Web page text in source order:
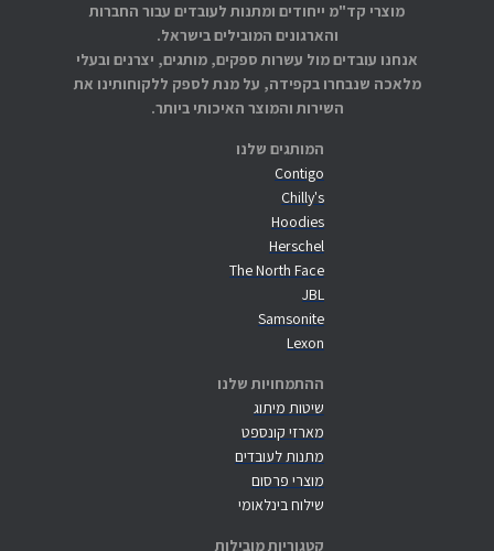
המותגים שלנו
Contigo
Chilly's
Hoodies
Herschel
The North Face
JBL
Samsonite
Lexon
ההתמחויות שלנו
שיטות מיתוג
מארזי קונספט
מתנות לעובדים
מוצרי פרסום
שילוח בינלאומי
קטגוריות מובילות
מוצרי קד"מ ייחודים ומתנות לעובדים עבור החברות
והארגונים המובילים בישראל.
אנחנו עובדים מול עשרות ספקים, מותגים, יצרנים ובעלי
מלאכה שנבחרו בקפידה, על מנת לספק ללקוחותינו את
השירות והמוצר האיכותי ביותר.